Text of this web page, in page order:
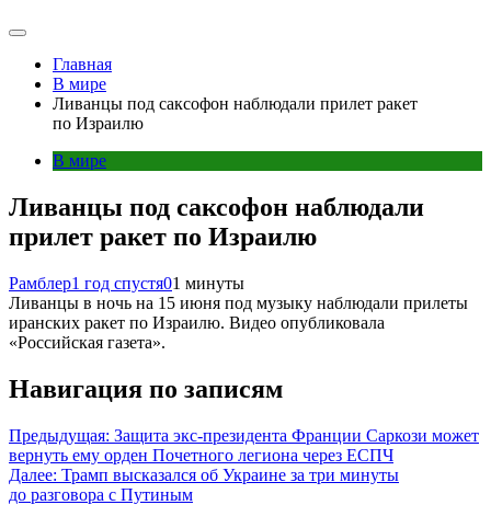
Главная
В мире
Ливанцы под саксофон наблюдали прилет ракет
по Израилю
В мире
Ливанцы под саксофон наблюдали
прилет ракет по Израилю
Рамблер1 год спустя01 минуты
Ливанцы в ночь на 15 июня под музыку наблюдали прилеты
иранских ракет по Израилю. Видео опубликовала
«Российская газета».
Навигация по записям
Предыдущая: Защита экс-президента Франции Саркози может
вернуть ему орден Почетного легиона через ЕСПЧ
Далее: Трамп высказался об Украине за три минуты
до разговора с Путиным